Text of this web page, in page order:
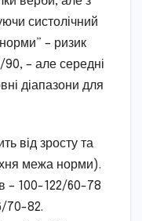
систолічний
– ризик
– але середні
діапазони для
від зросту та
межа норми).
– 100-122/60-78
70-82.